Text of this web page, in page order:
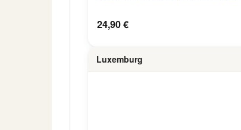
24,90 €
Luxemburg